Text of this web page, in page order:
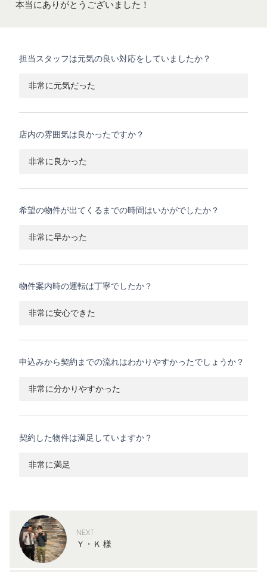
本当にありがとうございました！
担当スタッフは元気の良い対応をしていましたか？
非常に元気だった
店内の雰囲気は良かったですか？
非常に良かった
希望の物件が出てくるまでの時間はいかがでしたか？
非常に早かった
物件案内時の運転は丁寧でしたか？
非常に安心できた
申込みから契約までの流れはわかりやすかったでしょうか？
非常に分かりやすかった
契約した物件は満足していますか？
非常に満足
NEXT
Ｙ・Ｋ 様